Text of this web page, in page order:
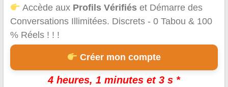
Accède aux Profils Vérifiés et Démarre des
Conversations Illimitées. Discrets - 0 Tabou & 100
% Réels ! ! !
Créer mon compte
4 heures, 1 minutes et 3 s *